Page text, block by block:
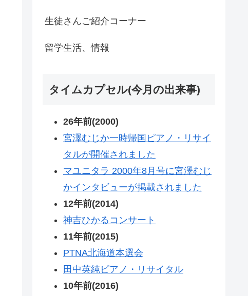
生徒さんご紹介コーナー
留学生活、情報
タイムカプセル(今月の出来事)
26年前(2000)
宮澤むじか一時帰国ピアノ・リサイ
タルが開催されました
マユニタラ 2000年8月号に宮澤むじ
かインタビューが掲載されました
12年前(2014)
神吉ひかるコンサート
11年前(2015)
PTNA北海道本選会
田中英純ピアノ・リサイタル
10年前(2016)